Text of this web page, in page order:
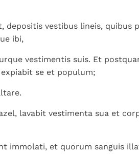
depositis vestibus lineis, quibus
ibi,
vestimentis suis. Et
se et populum;
lavabit vestimenta sua et
immolati, et quorum sanguis